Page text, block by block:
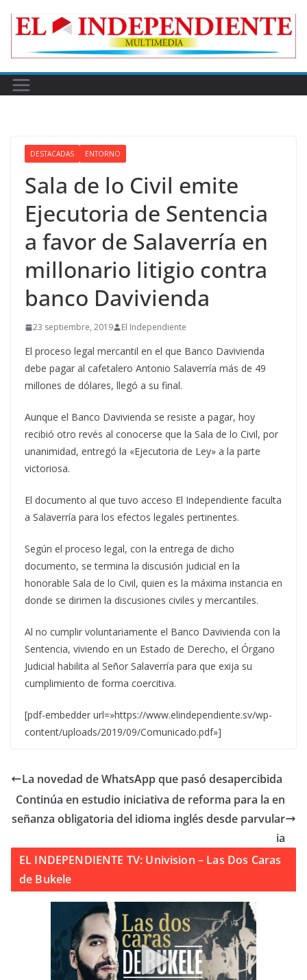
DESTACADAS ENTORNO
Sala de lo Civil emite
Ejecutoria de Sentencia
a favor de Salaverría en
millonario litigio contra
banco Davivienda
23 septiembre, 2019 El Independiente
El proceso legal mercantil en el que Banco Davivienda
debe pagar al cafetalero Antonio Salaverría más de 49
millones de dólares, llegó a su final.
Aunque el Banco Davivienda se resiste a pagar, hoy
recibió otro revés al conocerse que la Sala de lo Civil, por
unanimidad, entregó la «Ejecutoria de Ley» a la parte
victoriosa.
El documento al que tuvo acceso El Independiente faculta
a Salaverría para los efectos legales pertinentes.
Según el proceso legal, con la entrega de dicho
documento, se termina la discusión judicial en la
honorable Sala de lo Civil, quien es la máxima instancia en
donde se dirimen la discusiones civiles y mercantiles.
Al no cumplir voluntariamente el Banco Davivienda con la
Sentencia, viviendo en un Estado de Derecho, el Órgano
Judicial habilita al Señor Salaverría para que exija su
cumplimiento de forma coercitiva.
[pdf-embedder url=»https://www.elindependiente.sv/wp-
content/uploads/2019/09/Comunicado.pdf»]
La novedad de WhatsApp que pasó desapercibida
Continúa en estudio iniciativa de reforma para la en
señanza obligatoria del idioma inglés desde parvular
ia
EL INDEPENDIENTE TV: Univision – Las Dos Caras
de Bukele